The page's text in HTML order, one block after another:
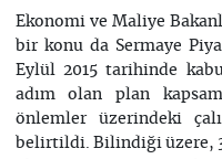
Ekonomi ve Maliye
bir konu da Sermaye
Eylül 2015 tarihinde
adım olan plan
önlemler üzerindeki
belirtildi. Bilindiği üzere,